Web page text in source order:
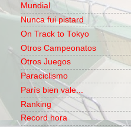
Mundial
Nunca fui pistard
On Track to Tokyo
Otros Campeonatos
Otros Juegos
Paraciclismo
París bien vale...
Ranking
Record hora